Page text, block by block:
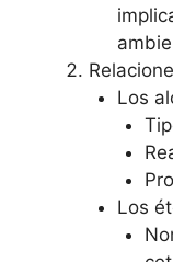
Los
Los